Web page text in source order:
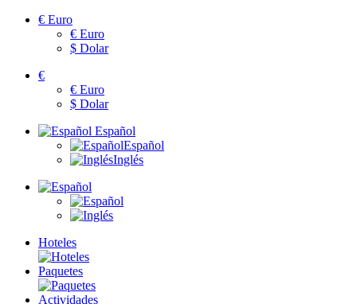
€ Euro
€ Euro
$ Dolar
€
€ Euro
$ Dolar
Español
Español
Inglés
Hoteles
Paquetes
Actividades